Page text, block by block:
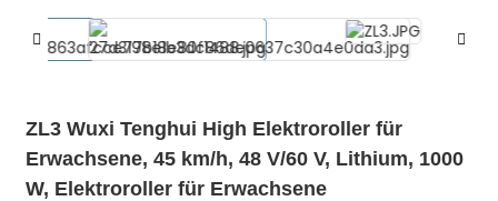
ZL3 Wuxi Tenghui High Elektroroller für
Erwachsene, 45 km/h, 48 V/60 V, Lithium, 1000
W, Elektroroller für Erwachsene